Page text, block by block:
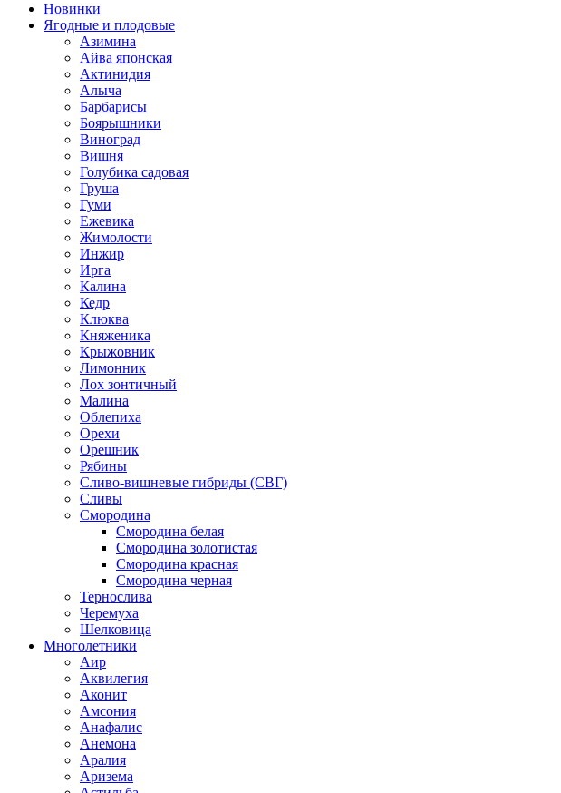
Новинки
Ягодные и плодовые
Азимина
Айва японская
Актинидия
Алыча
Барбарисы
Боярышники
Виноград
Вишня
Голубика садовая
Груша
Гуми
Ежевика
Жимолости
Инжир
Ирга
Калина
Кедр
Клюква
Княженика
Крыжовник
Лимонник
Лох зонтичный
Малина
Облепиха
Орехи
Орешник
Рябины
Сливо-вишневые гибриды (СВГ)
Сливы
Смородина
Смородина белая
Смородина золотистая
Смородина красная
Смородина черная
Тернослива
Черемуха
Шелковица
Многолетники
Аир
Аквилегия
Аконит
Амсония
Анафалис
Анемона
Аралия
Аризема